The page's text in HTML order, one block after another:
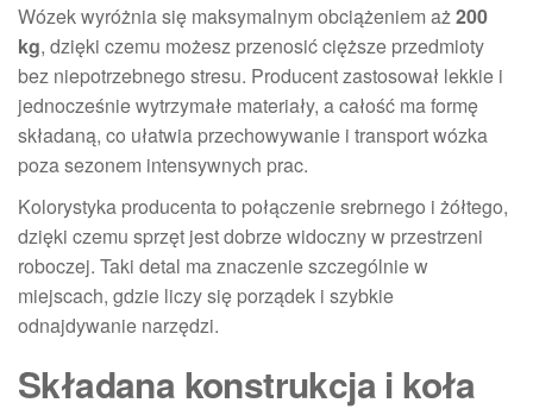
Wózek wyróżnia się maksymalnym obciążeniem aż200
kg, dzięki czemu możesz przenosić cięższe przedmioty
bez niepotrzebnego stresu. Producent zastosował lekkie i
jednocześnie wytrzymałe materiały, a całość ma formę
składaną, co ułatwia przechowywanie i transport wózka
poza sezonem intensywnych prac.
Kolorystyka producenta to połączenie srebrnego i żółtego,
dzięki czemu sprzęt jest dobrze widoczny w przestrzeni
roboczej. Taki detal ma znaczenie szczególnie w
miejscach, gdzie liczy się porządek i szybkie
odnajdywanie narzędzi.
Składana konstrukcja i koła